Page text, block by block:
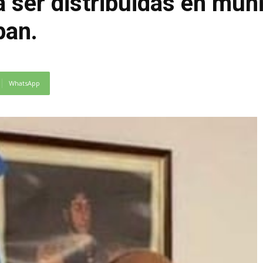
WhatsApp